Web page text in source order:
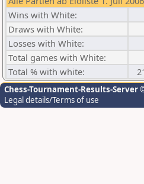
Wins with White:
Draws with White:
Losses with White:
Total games with White:
Total % with white:
Chess-Tournament-Results-Server
Legal details/Terms of use